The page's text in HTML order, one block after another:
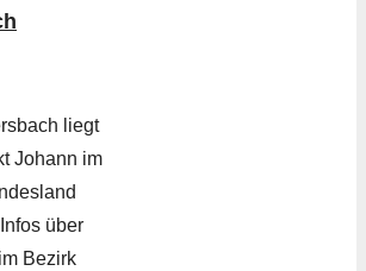
liegt
Johann im
über
Bezirk